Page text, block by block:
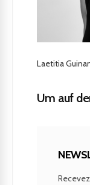
Laetitia
Um auf